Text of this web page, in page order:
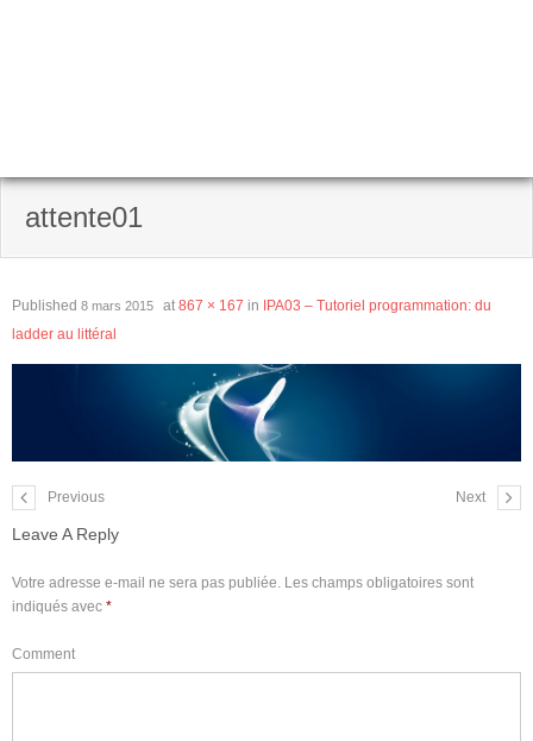
attente01
Published 8 mars 2015 at 867 × 167 in
IPA03 – Tutoriel programmation: du
ladder au littéral
Previous Next
Leave A Reply
Votre adresse e-mail ne sera pas publiée. Les champs obligatoires sont
indiqués avec *
Comment